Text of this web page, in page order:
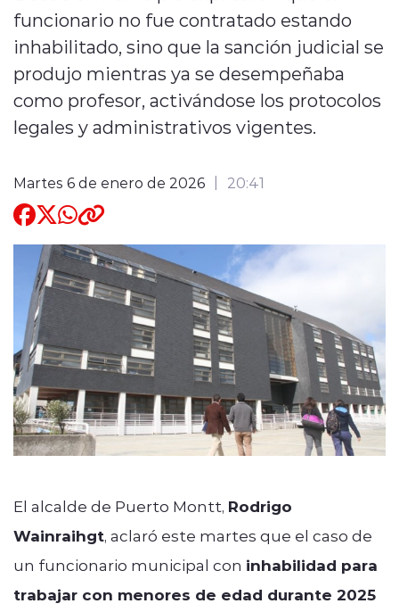
modo claro
funcionario no fue contratado estando
inhabilitado, sino que la sanción judicial se
produjo mientras ya se desempeñaba
como profesor, activándose los protocolos
legales y administrativos vigentes.
Martes 6 de enero de 2026 20:41
El alcalde de Puerto Montt, Rodrigo
Wainraihgt, aclaró este martes que el caso de
un funcionario municipal con inhabilidad para
trabajar con menores de edad durante 2025